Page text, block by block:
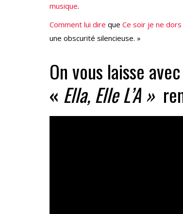
musique.
Comment lui dire que Ce soir je ne dors
une obscurité silencieuse. »
On vous laisse
« Ella, Elle L’A »